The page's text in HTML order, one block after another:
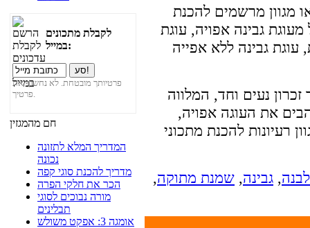
לקבלת מתכונים
במייל:
פרטיותך מובטחת. לא נחשוף את
פרטיך.
חם מהמגזין
המדריך המלא לתזונה
נכונה
מדריך להכנת סוגי קפה
הכר את חלקי הפרה
מורה נבוכים לסוגי
תבלינים
אומגה 3: אפקט משולש
מגוון מרשמים להכנת
מעוגת גבינה אפויה, עוגת
עוגת גבינה ללא אפייה
נעים וחד, המלווה
את העוגה אפויה,
רעיונות להכנת מתכוני
, גבינה, שמנת מתוקה,